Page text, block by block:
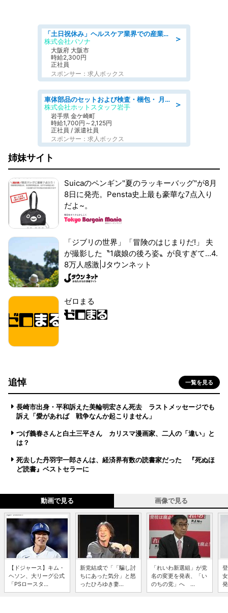
＞
「土日祝休み」ヘルスケア業界での産業保健師業務/看護師/高時給/要資格:正看護師
株式会社パソナ
大阪府 大阪市
時給2,300円
正社員
スポンサー：求人ボックス
＞
車体部品のセットおよび検査・梱包・ 月収32万可!自動車部品の組付け・検査 家賃補助あり 長期安定/日払いOK
株式会社ホットスタッフ岩手
岩手県 金ケ崎町
時給1,700円～2,125円
正社員 / 派遣社員
スポンサー：求人ボックス
姉妹サイト
Suicaのペンギン"夏のラッキーバッグ"が8月
8日に発売。Pensta史上最も豪華な7点入り
だよ~。
「ジブリの世界」「冒険のはじまりだ!」 夫
が撮影した〝1歳娘の後ろ姿〟が良すぎて...4.
8万人感激|Jタウンネット
ゼロまる
追悼 一覧を見る
長崎市出身・平和訴えた美輪明宏さん死去 ラストメッセージでも
訴え「愛があれば 戦争なんか起こりません」
つげ義春さんと白土三平さん カリスマ漫画家、二人の「違い」と
は？
死去した丹羽宇一郎さんは、経済界有数の読書家だった 『死ぬほ
ど読書』ベストセラーに
動画で見る 画像で見る
【ドジャース】キム・
ヘソン、大リーグ公式
「PSロースタ...
新党結成で「「騙し討
ちにあった気分」と怒
ったひろゆき妻...
「れいわ新選組」が党
名の変更を発表、「い
のちの党」へ ...